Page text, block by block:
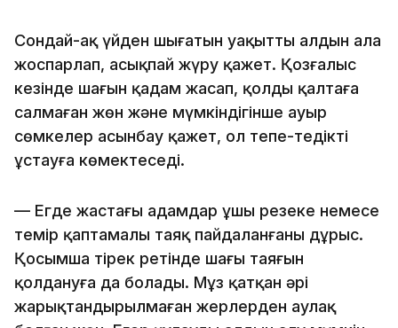
Сондай-ақ үйден шығатын уақытты алдын ала
жоспарлап, асықпай жүру қажет. Қозғалыс
кезінде шағын қадам жасап, қолды қалтаға
салмаған жөн және мүмкіндігінше ауыр
сөмкелер асынбау қажет, ол тепе-теңдікті
ұстауға көмектеседі.
— Егде жастағы адамдар ұшы резеңке немесе
темір қаптамалы таяқ пайдаланғаны дұрыс.
Қосымша тірек ретінде шаңғы таяғын
қолдануға да болады. Мұз қатқан әрі
жарықтандырылмаған жерлерден аулақ